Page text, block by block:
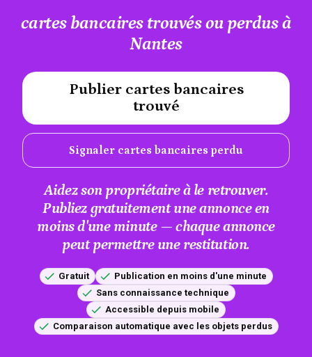
cartes bancaires trouvés ou perdus à
Nantes
Publier cartes bancaires
trouvé
Signaler cartes bancaires perdu
#A12AEB
Aidez son propriétaire à le retrouver.
Publiez gratuitement une annonce en
moins d'une minute — chaque annonce
peut permettre une restitution.
Gratuit
Publication en moins d'une minute
Sans connaissance technique
Accessible depuis mobile
Comparaison automatique avec les objets perdus